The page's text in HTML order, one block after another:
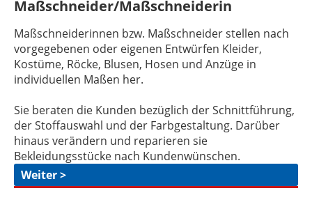
Maßschneider/Maßschneiderin
Maßschneiderinnen bzw. Maßschneider stellen nach
vorgegebenen oder eigenen Entwürfen Kleider,
Kostüme, Röcke, Blusen, Hosen und Anzüge in
individuellen Maßen her.
Sie beraten die Kunden bezüglich der Schnittführung,
der Stoffauswahl und der Farbgestaltung. Darüber
hinaus verändern und reparieren sie
Bekleidungsstücke nach Kundenwünschen.
Weiter >